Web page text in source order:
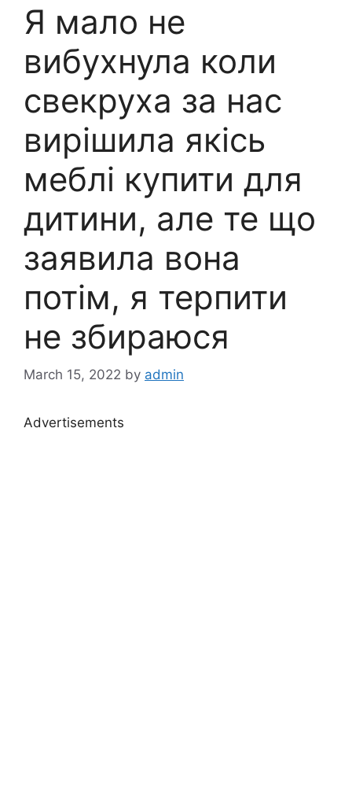
Я мало не
вибухнула коли
свекруха за нас
вирішила якісь
меблі купити для
дитини, але те що
заявила вона
потім, я терпити
не збираюся
March 15, 2022 by admin
Advertisements